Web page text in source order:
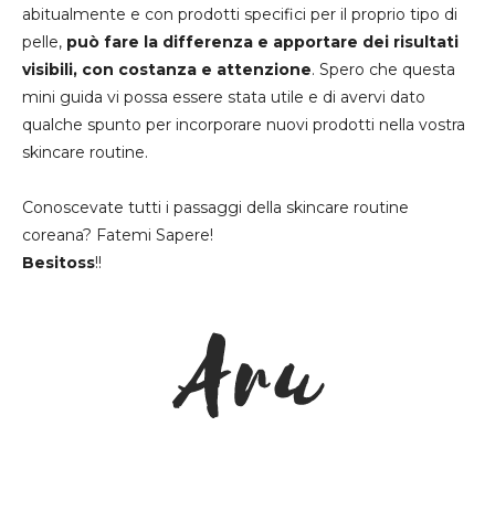
abitualmente e con prodotti specifici per il proprio tipo di
pelle, può fare la differenza e apportare dei risultati
visibili, con costanza e attenzione. Spero che questa
mini guida vi possa essere stata utile e di avervi dato
qualche spunto per incorporare nuovi prodotti nella vostra
skincare routine.
Conoscevate tutti i passaggi della skincare routine
coreana? Fatemi Sapere!
Besitoss!!